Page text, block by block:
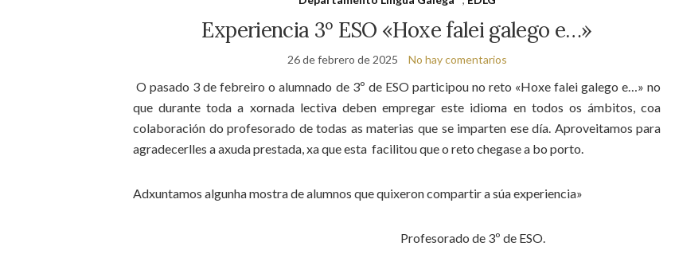
Experiencia 3º ESO «Hoxe falei galego e…»
26 de febrero de 2025 No hay comentarios
O pasado 3 de febreiro o alumnado de 3º de ESO participou no reto «Hoxe falei galego e…» no
que durante toda a xornada lectiva deben empregar este idioma en todos os ámbitos, coa
colaboración do profesorado de todas as materias que se imparten ese día. Aproveitamos para
agradecerlles a axuda prestada, xa que esta facilitou que o reto chegase a bo porto.
Adxuntamos algunha mostra de alumnos que quixeron compartir a súa experiencia»
Profesorado de 3º de ESO.